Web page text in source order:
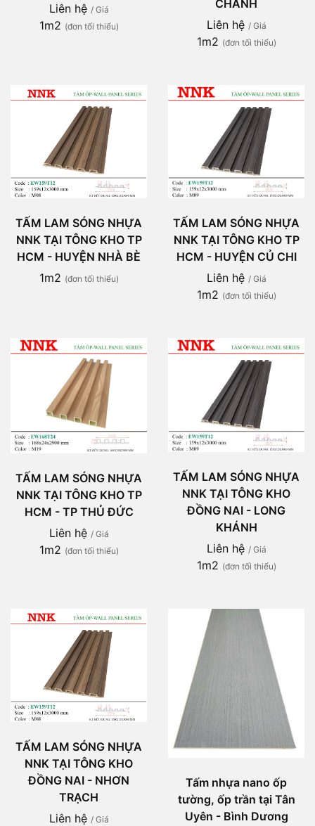
Liên hệ / Giá
1m2 (đơn tối thiểu)
CHÁNH
Liên hệ / Giá
1m2 (đơn tối thiểu)
TẤM LAM SÓNG NHỰA
NNK TẠI TÔNG KHO TP
HCM - HUYỆN NHÀ BÈ
1m2 (đơn tối thiểu)
TẤM LAM SÓNG NHỰA
NNK TẠI TÔNG KHO TP
HCM - HUYỆN CỦ CHI
Liên hệ / Giá
1m2 (đơn tối thiểu)
TẤM LAM SÓNG NHỰA
NNK TẠI TÔNG KHO TP
HCM - TP THỦ ĐỨC
Liên hệ / Giá
1m2 (đơn tối thiểu)
TẤM LAM SÓNG NHỰA
NNK TẠI TÔNG KHO
ĐỒNG NAI - LONG
KHÁNH
Liên hệ / Giá
1m2 (đơn tối thiểu)
TẤM LAM SÓNG NHỰA
NNK TẠI TÔNG KHO
ĐỒNG NAI - NHƠN
TRẠCH
Liên hệ / Giá
Tấm nhựa nano ốp
tường, ốp trần tại Tân
Uyên - Bình Dương